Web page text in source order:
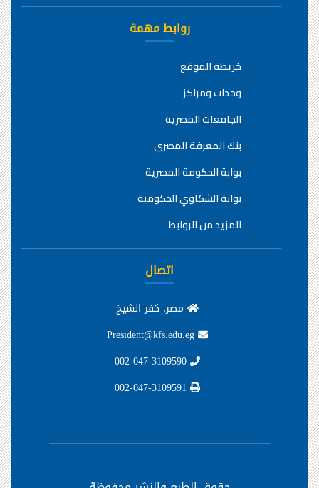
روابط مهمة
خريطة الموقع
وحدات ومراكز
الجامعات المصرية
بنك المعرفة المصري
بوابة الحكومة المصرية
بوابة الشكاوي الحكومية
المزيد من الروابط
اتصال
مصر، كفر الشيخ